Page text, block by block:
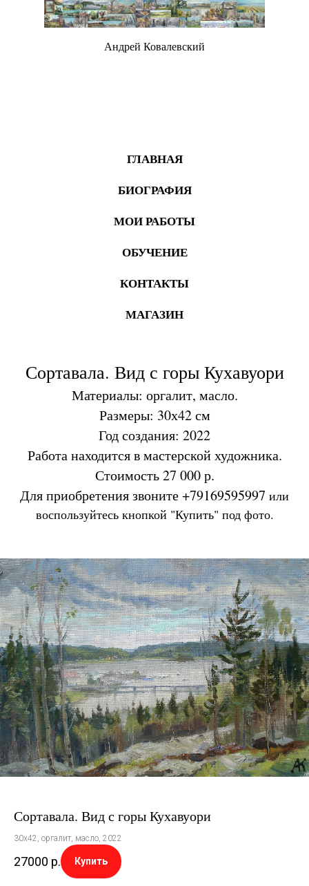
Андрей Ковалевский
ГЛАВНАЯ
БИОГРАФИЯ
МОИ РАБОТЫ
ОБУЧЕНИЕ
КОНТАКТЫ
МАГАЗИН
Сортавала. Вид с горы Кухавуори
Материалы: оргалит, масло.
Размеры: 30х42 см
Год создания: 2022
Работа находится в мастерской художника.
Стоимость 27 000 р.
Для приобретения звоните +79169595997 или
воспользуйтесь кнопкой "Купить" под фото.
Сортавала. Вид с горы Кухавуори
30х42, оргалит, масло, 2022
27000 р. Купить